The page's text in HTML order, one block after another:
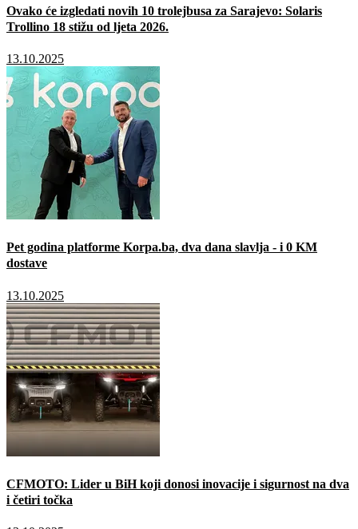
Ovako će izgledati novih 10 trolejbusa za Sarajevo: Solaris
Trollino 18 stižu od ljeta 2026.
13.10.2025
Pet godina platforme Korpa.ba, dva dana slavlja - i 0 KM
dostave
13.10.2025
CFMOTO: Lider u BiH koji donosi inovacije i sigurnost na dva
i četiri točka